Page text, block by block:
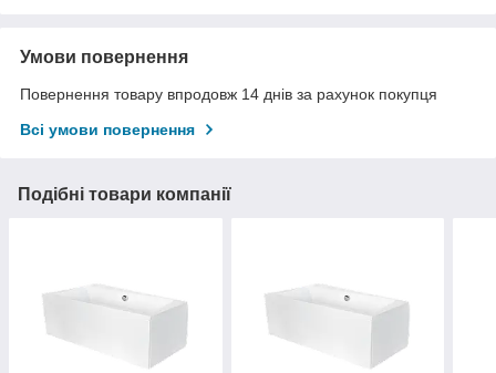
Умови повернення
Повернення товару впродовж 14 днів за рахунок покупця
Всі умови повернення
Подібні товари компанії